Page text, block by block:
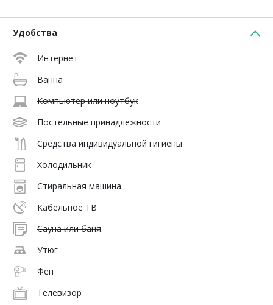
Удобства
Интернет
Ванна
Компьютер или ноутбук
Постельные принадлежности
Средства индивидуальной гигиены
Холодильник
Стиральная машина
Кабельное ТВ
Сауна или баня
Утюг
Фен
Телевизор